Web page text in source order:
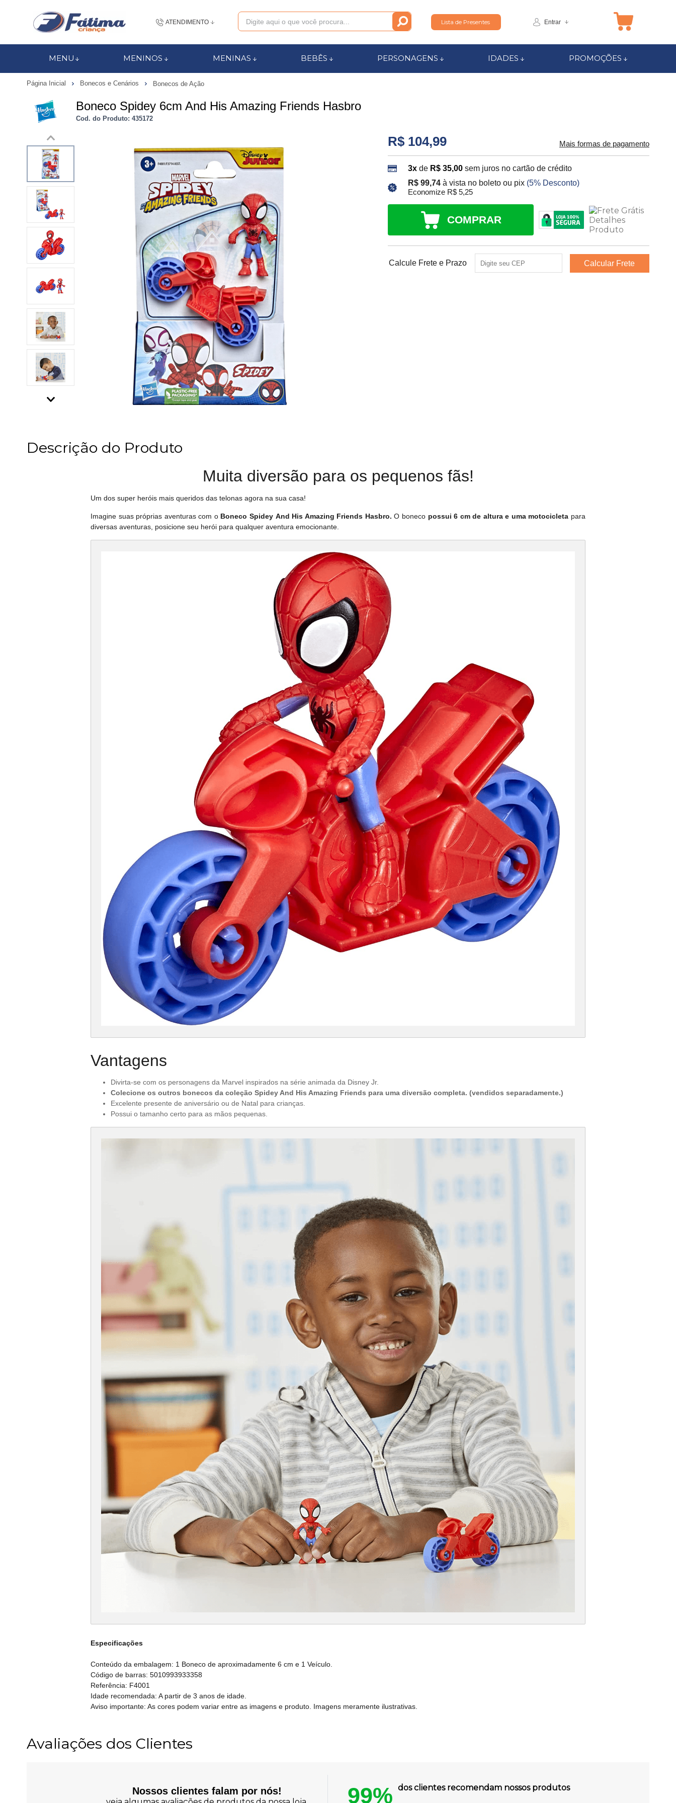
ATENDIMENTO Lista de Presentes Entrar
MENU MENINOS MENINAS BEBÊS PERSONAGENS IDADES PROMOÇÕES
Página Inicial Bonecos e Cenários Bonecos de Ação
Boneco Spidey 6cm And His Amazing Friends Hasbro
Cod. do Produto: 435172
R$ 104,99 Mais formas de pagamento
3x de R$ 35,00 sem juros no cartão de crédito
R$ 99,74à vista no boleto ou pix (5% Desconto)
Economize R$ 5,25
COMPRAR
Calcule Frete e Prazo
Descrição do Produto
Muita diversão para os pequenos fãs!
Um dos super heróis mais queridos das telonas agora na sua casa!
Imagine suas próprias aventuras com oBoneco Spidey And His Amazing Friends Hasbro.O boneco possui 6 cm de altura e uma motocicleta para
diversas aventuras, posicione seu herói para qualquer aventura emocionante.
Vantagens
Divirta-se com os personagens da Marvel inspirados na série animada da Disney Jr.
Colecione os outros bonecos da coleção Spidey And His Amazing Friends para uma diversão completa. (vendidos separadamente.)
Excelente presente de aniversário ou de Natal para crianças.
Possui o tamanho certo para as mãos pequenas.
Especificações
Conteúdo da embalagem: 1 Boneco de aproximadamente 6 cm e 1 Veículo.
Código de barras: 5010993933358
Referência: F4001
Idade recomendada: A partir de 3 anos de idade.
Aviso importante: As cores podem variar entre as imagens e produto. Imagens meramente ilustrativas.
Avaliações dos Clientes
Nossos clientes falam por nós! 99% dos clientes recomendam nossos produtos